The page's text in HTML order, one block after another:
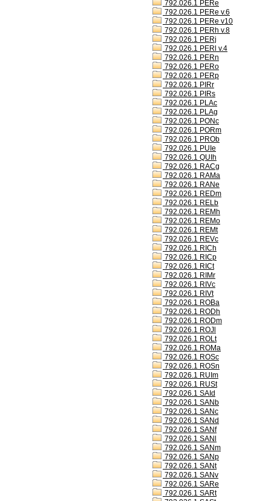
792.026.1 PERe
792.026.1 PERe v.6
792.026.1 PERe v10
792.026.1 PERh v.8
792.026.1 PERj
792.026.1 PERl v.4
792.026.1 PERn
792.026.1 PERo
792.026.1 PERp
792.026.1 PIRr
792.026.1 PIRs
792.026.1 PLAc
792.026.1 PLAg
792.026.1 PONc
792.026.1 PORm
792.026.1 PROb
792.026.1 PUIe
792.026.1 QUIh
792.026.1 RACg
792.026.1 RAMa
792.026.1 RANe
792.026.1 REDm
792.026.1 RELb
792.026.1 REMh
792.026.1 REMo
792.026.1 REMt
792.026.1 REVc
792.026.1 RICh
792.026.1 RICp
792.026.1 RICt
792.026.1 RIMr
792.026.1 RIVc
792.026.1 RIVt
792.026.1 ROBa
792.026.1 RODh
792.026.1 RODm
792.026.1 ROJl
792.026.1 ROLt
792.026.1 ROMa
792.026.1 ROSc
792.026.1 ROSn
792.026.1 RUIm
792.026.1 RUSt
792.026.1 SAId
792.026.1 SANb
792.026.1 SANc
792.026.1 SANd
792.026.1 SANf
792.026.1 SANl
792.026.1 SANm
792.026.1 SANp
792.026.1 SANt
792.026.1 SANv
792.026.1 SARe
792.026.1 SARt